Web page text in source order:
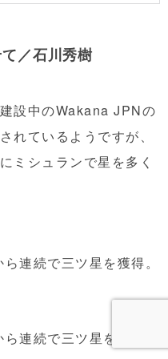
／石川秀樹
設中のWakana JPNの
れているようですが、
ミシュランで星を多く
連続で三ツ星を獲得。
連続で三ツ星を獲得。